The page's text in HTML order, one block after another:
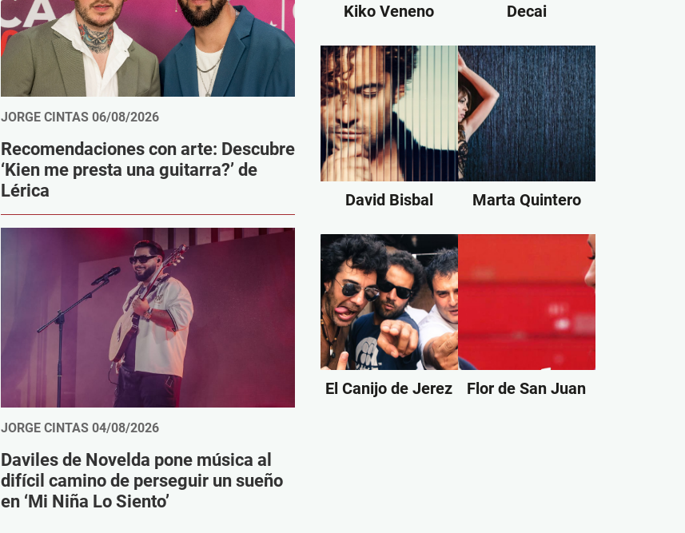
JORGE CINTAS 06/08/2026
Recomendaciones con arte: Descubre
‘Kien me presta una guitarra?’ de
Lérica
JORGE CINTAS 04/08/2026
Daviles de Novelda pone música al
difícil camino de perseguir un sueño
en ‘Mi Niña Lo Siento’
Kiko Veneno Decai
David Bisbal Marta Quintero
El Canijo de Jerez Flor de San Juan